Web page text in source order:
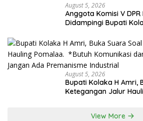
August 5, 2026
Anggota Komisi V DPR
Didampingi Bupati
Kelurahan 19
August 5, 2026
Bupati Kolaka H Amri,
Ketegangan Jalur Hauling
View More